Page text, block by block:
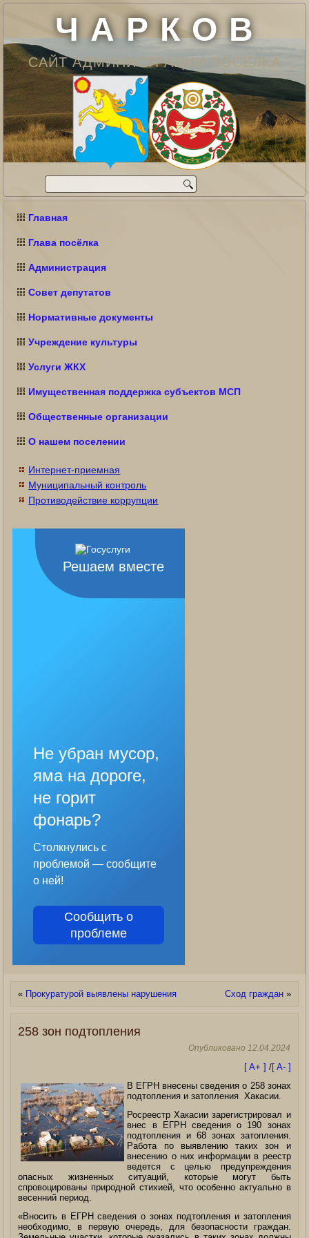
Ч А Р К О В
САЙТ АДМИНИСТРАЦИИ ПОСЁЛКА
Главная
Глава посёлка
Администрация
Совет депутатов
Нормативные документы
Учреждение культуры
Услуги ЖКХ
Имущественная поддержка субъектов МСП
Общественные организации
О нашем поселении
Интернет-приемная
Муниципальный контроль
Противодействие коррупции
Решаем вместе
Не убран мусор,
яма на дороге,
не горит
фонарь?
Столкнулись с
проблемой — сообщите
о ней!
Сообщить о
проблеме
« Прокуратурой выявлены нарушения Сход граждан»
258 зон подтопления
Опубликовано 12.04.2024
[ A+ ] /[ A- ]
В ЕГРН внесены сведения о 258 зонах
подтопления и затопления Хакасии.
Росреестр Хакасии зарегистрировал и
внес в ЕГРН сведения о 190 зонах
подтопления и 68 зонах затопления.
Работа по выявлению таких зон и
внесению о них информации в реестр
ведется с целью предупреждения
опасных жизненных ситуаций, которые могут быть
спровоцированы природной стихией, что особенно актуально в
весенний период.
«Вносить в ЕГРН сведения о зонах подтопления и затопления
необходимо, в первую очередь, для безопасности граждан.